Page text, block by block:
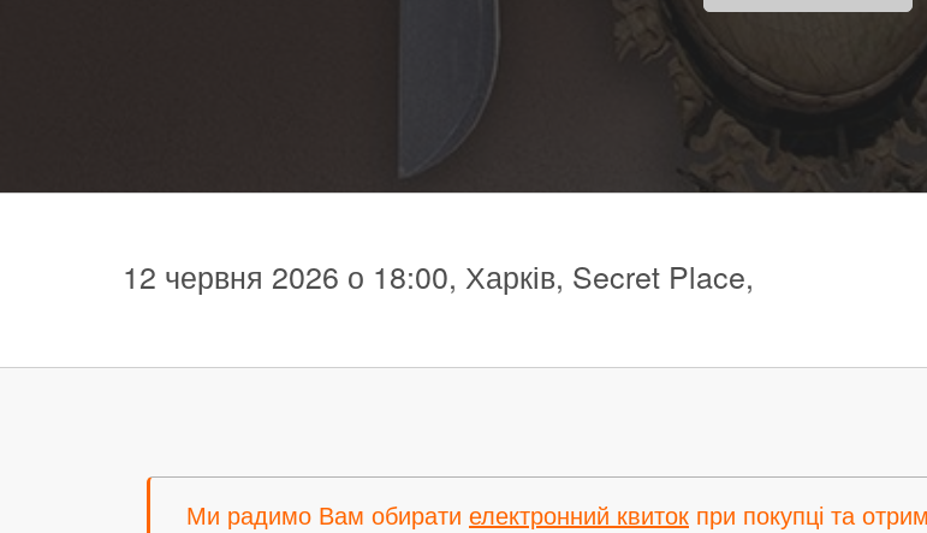
12 червня 2026 о 18:00, Харків, Secret Place,
Ми радимо Вам обирати електронний квиток при покупці та